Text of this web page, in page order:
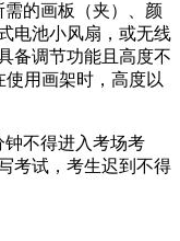
的画板（夹）、颜
电池小风扇，或无线
备调节功能且高度不
用画架时，高度以
钟不得进入考场考
考试，考生迟到不得